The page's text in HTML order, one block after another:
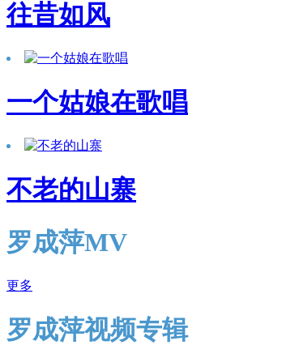
往昔如风
一个姑娘在歌唱
不老的山寨
罗成萍MV
更多
罗成萍视频专辑